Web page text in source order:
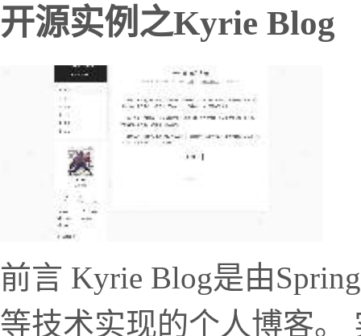
开源实例之Kyrie Blog
前言 Kyrie Blog是由
等技术实现的个人博客。